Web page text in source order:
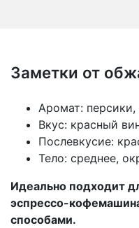
Заметки от
Аромат: персики,
Вкус: красный
Послевкусие:
Тело: среднее,
Идеально подходит
эспрессо-
способами.